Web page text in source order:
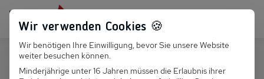
Persönlich für dich da: +49 251 899 050
Suchfeld
Wir verwenden Cookies 🍪
Wir benötigen Ihre Einwilligung, bevor Sie unsere Website
weiter besuchen können.
Minderjährige unter 16 Jahren müssen die Erlaubnis ihrer